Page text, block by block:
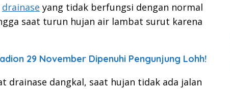
drainase yang tidak berfungsi dengan normal
saat turun hujan air lambat surut karena
29 November Dipenuhi Pengunjung Lohh!
drainase dangkal, saat hujan tidak ada jalan